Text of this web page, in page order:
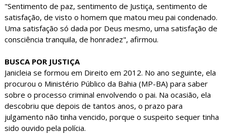
"Sentimento de paz, sentimento de Justiça, sentimento de
satisfação, de visto o homem que matou meu pai condenado.
Uma satisfação só dada por Deus mesmo, uma satisfação de
consciência tranquila, de honradez", afirmou.
BUSCA POR JUSTIÇA
Janicleia se formou em Direito em 2012. No ano seguinte, ela
procurou o Ministério Público da Bahia (MP-BA) para saber
sobre o processo criminal envolvendo o pai. Na ocasião, ela
descobriu que depois de tantos anos, o prazo para
julgamento não tinha vencido, porque o suspeito sequer tinha
sido ouvido pela polícia.